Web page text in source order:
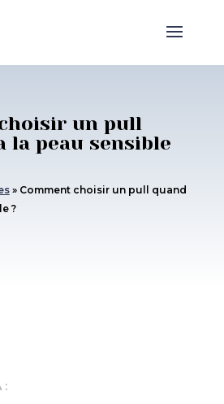
un pull
la peau sensible
» Comment choisir un pull quand
?
: